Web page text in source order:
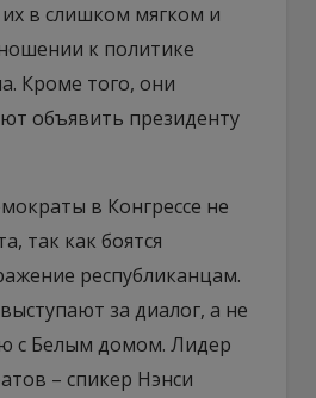
в слишком мягком и
к политике
Кроме того, они
объявить президенту
в Конгрессе не
так как боятся
республиканцам.
за диалог, а не
с Белым домом. Лидер
– спикер Нэнси